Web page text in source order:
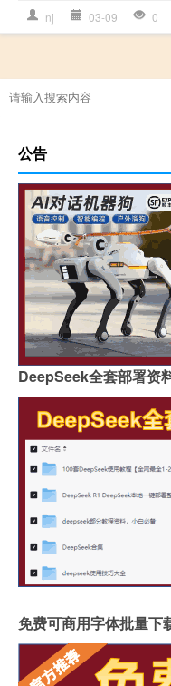
nj 03-09 0
公告
DeepSeek全套部署资
免费可商用字体批量下